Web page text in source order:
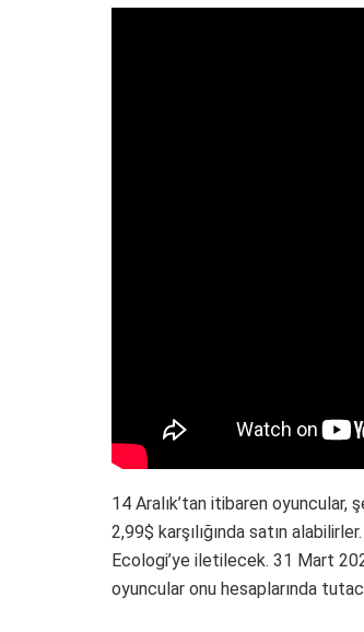
14 Aralık’tan itibaren oyuncular,
2,99$ karşılığında satın
Ecologi’ye iletilecek. 31 Mart
oyuncular onu hesaplarında